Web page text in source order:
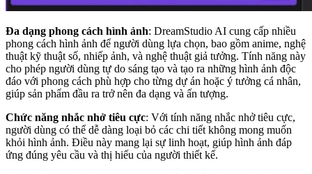
Đa dạng phong cách hình ảnh: DreamStudio AI cung cấp nhiều
phong cách hình ảnh để người dùng lựa chọn, bao gồm anime, nghệ
thuật kỹ thuật số, nhiếp ảnh, và nghệ thuật giả tưởng. Tính năng này
cho phép người dùng tự do sáng tạo và tạo ra những hình ảnh độc
đáo với phong cách phù hợp cho từng dự án hoặc ý tưởng cá nhân,
giúp sản phẩm đầu ra trở nên đa dạng và ấn tượng.
Chức năng nhắc nhở tiêu cực: Với tính năng nhắc nhở tiêu cực,
người dùng có thể dễ dàng loại bỏ các chi tiết không mong muốn
khỏi hình ảnh. Điều này mang lại sự linh hoạt, giúp hình ảnh đáp
ứng đúng yêu cầu và thị hiếu của người thiết kế.